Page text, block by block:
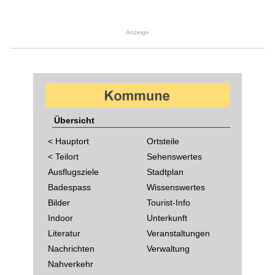
Anzeige
Übersicht
< Hauptort
< Teilort
Ausflugsziele
Badespass
Bilder
Indoor
Literatur
Nachrichten
Nahverkehr
Ortsteile
Sehenswertes
Stadtplan
Wissenswertes
Tourist-Info
Unterkunft
Veranstaltungen
Verwaltung